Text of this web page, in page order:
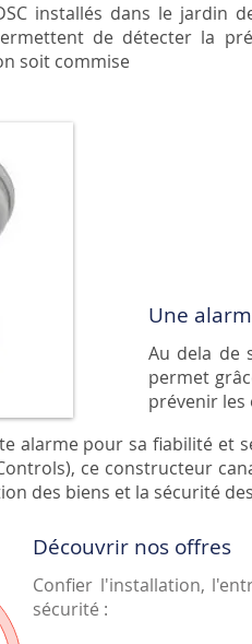
installés dans le jardin
de détecter la
soit commise
Une
Au dela de
permet
prévenir les
alarme pour sa fiabilité
ce constructeur
des biens et la sécurité
Découvrir nos offres
Confier l'installation,
sécurité :